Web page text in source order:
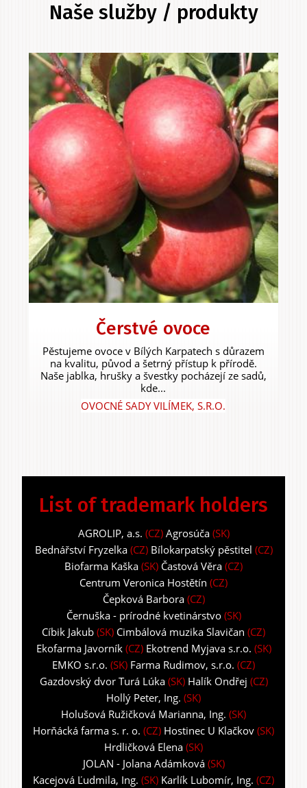
Naše služby / produkty
Čerstvé ovoce
Pěstujeme ovoce v Bílých Karpatech s důrazem
na kvalitu, původ a šetrný přístup k přírodě.
Naše jablka, hrušky a švestky pocházejí ze sadů,
kde...
OVOCNÉ SADY VILÍMEK, S.R.O.
List of trademark holders
AGROLIP, a.s. (CZ) Agrosúča(SK)
Bednářství Fryzelka(CZ) Bílokarpatský pěstitel (CZ)
Biofarma Kaška (SK) Častová Věra (CZ)
Centrum Veronica Hostětín (CZ)
Čepková Barbora(CZ)
Černuška - prírodné kvetinárstvo(SK)
Cíbik Jakub (SK) Cimbálová muzika Slavičan (CZ)
Ekofarma Javorník(CZ) Ekotrend Myjava s.r.o. (SK)
EMKO s.r.o. (SK) Farma Rudimov, s.r.o. (CZ)
Gazdovský dvor Turá Lúka(SK) Halík Ondřej (CZ)
Hollý Peter, Ing. (SK)
Holušová Ružičková Marianna, Ing. (SK)
Horňácká farma s. r. o. (CZ) Hostinec U Klačkov (SK)
Hrdličková Elena (SK)
JOLAN - Jolana Adámková(SK)
Kacejová Ľudmila, Ing. (SK) Karlík Lubomír, Ing. (CZ)